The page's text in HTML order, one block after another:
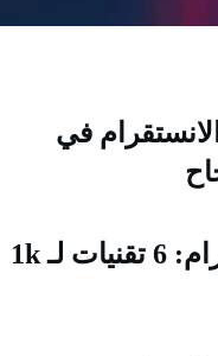
في
كيفية الربح من الانستقرام: 6 تقنيات لـ 1k